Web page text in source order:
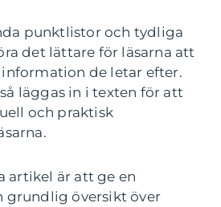
punktlistor och tydliga
det lättare för läsarna att
de letar efter.
läggas in i texten för att
och praktisk
artikel är att ge en
grundlig översikt över